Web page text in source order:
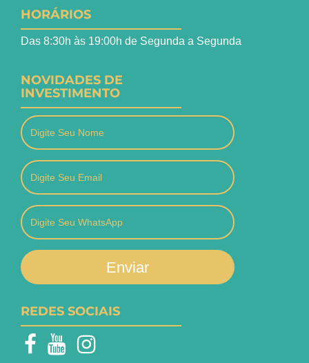
HORÁRIOS
Das 8:30h às 19:00h de Segunda a Segunda
NOVIDADES DE
INVESTIMENTO
Enviar
REDES SOCIAIS